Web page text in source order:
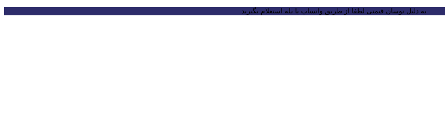
به دلیل نوسان قیمتی لطفا از طریق واتساپ یا بله استعلام بگیرید